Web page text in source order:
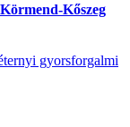
Kőszeg
gyorsforgalmi